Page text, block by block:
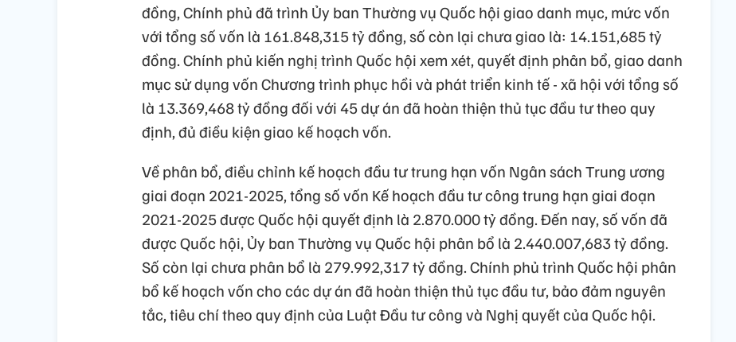
đồng, Chính phủ đã trình Ủy ban Thường vụ Quốc hội giao danh mục, mức vốn
với tổng số vốn là 161.848,315 tỷ đồng, số còn lại chưa giao là: 14.151,685 tỷ
đồng. Chính phủ kiến nghị trình Quốc hội xem xét, quyết định phân bổ, giao danh
mục sử dụng vốn Chương trình phục hồi và phát triển kinh tế - xã hội với tổng số
là 13.369,468 tỷ đồng đối với 45 dự án đã hoàn thiện thủ tục đầu tư theo quy
định, đủ điều kiện giao kế hoạch vốn.
Về phân bổ, điều chỉnh kế hoạch đầu tư trung hạn vốn Ngân sách Trung ương
giai đoạn 2021-2025, tổng số vốn Kế hoạch đầu tư công trung hạn giai đoạn
2021-2025 được Quốc hội quyết định là 2.870.000 tỷ đồng. Đến nay, số vốn đã
được Quốc hội, Ủy ban Thường vụ Quốc hội phân bổ là 2.440.007,683 tỷ đồng.
Số còn lại chưa phân bổ là 279.992,317 tỷ đồng. Chính phủ trình Quốc hội phân
bổ kế hoạch vốn cho các dự án đã hoàn thiện thủ tục đầu tư, bảo đảm nguyên
tắc, tiêu chí theo quy định của Luật Đầu tư công và Nghị quyết của Quốc hội.